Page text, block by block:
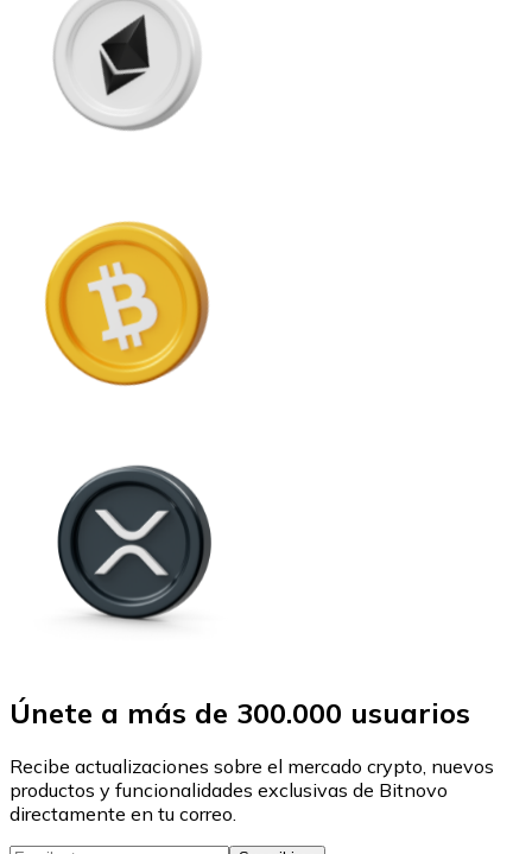
Únete a más de 300.000 usuarios
Recibe actualizaciones sobre el mercado crypto, nuevos
productos y funcionalidades exclusivas de Bitnovo
directamente en tu correo.